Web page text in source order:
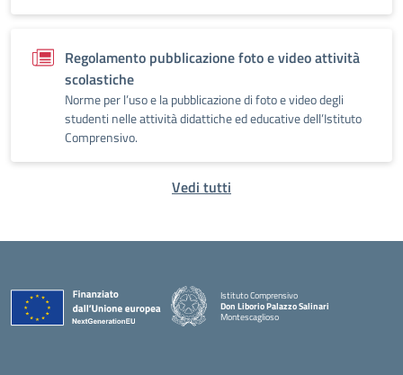
Regolamento pubblicazione foto e video attività
scolastiche
Norme per l’uso e la pubblicazione di foto e video degli
studenti nelle attività didattiche ed educative dell’Istituto
Comprensivo.
Vedi tutti
Istituto Comprensivo
Don Liborio Palazzo Salinari
Montescaglioso